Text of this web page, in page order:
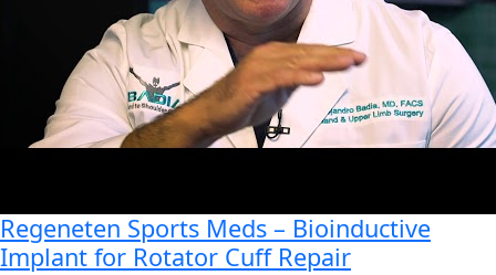
Regeneten Sports Meds – Bioinductive
Implant for Rotator Cuff Repair